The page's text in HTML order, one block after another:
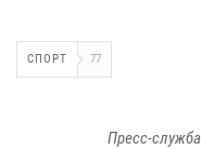
СПОРТ 77
Пресс-